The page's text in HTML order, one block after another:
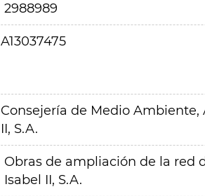
2988989
A13037475
Consejería de Medio
II, S.A.
Obras de ampliación de la red
Isabel II, S.A.